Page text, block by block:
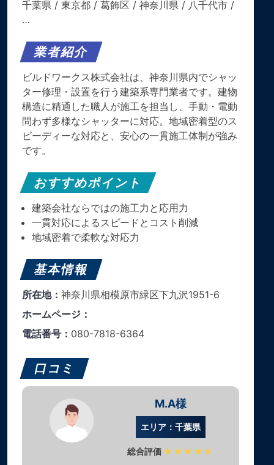
千葉県 / 東京都 / 葛飾区 / 神奈川県 / 八千代市 /
…
業者紹介
ビルドワークス株式会社は、神奈川県内でシャッ
ター修理・設置を行う建築系専門業者です。建物
構造に精通した職人が施工を担当し、手動・電動
問わず多様なシャッターに対応。地域密着型のス
ピーディーな対応と、安心の一貫施工体制が強み
です。
おすすめポイント
建築会社ならではの施工力と応用力
一貫対応によるスピードとコスト削減
地域密着で柔軟な対応力
基本情報
所在地： 神奈川県相模原市緑区下九沢1951-6
ホームページ：
電話番号： 080-7818-6364
口コミ
M.A様
エリア：千葉県
総合評価 ★★★★☆